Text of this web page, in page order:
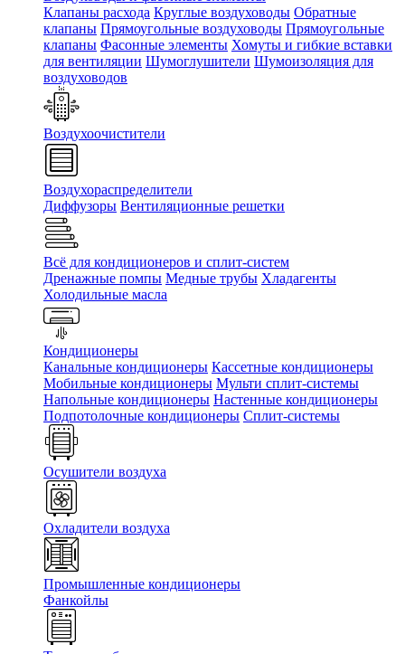
Клапаны расхода Круглые воздуховоды Обратные
клапаны Прямоугольные воздуховоды Прямоугольные
клапаны Фасонные элементы Хомуты и гибкие вставки
для вентиляции Шумоглушители Шумоизоляция для
воздуховодов
Воздухоочистители
Воздухораспределители
Диффузоры Вентиляционные решетки
Всё для кондиционеров и сплит-систем
Дренажные помпы Медные трубы Хладагенты
Холодильные масла
Кондиционеры
Канальные кондиционеры Кассетные кондиционеры
Мобильные кондиционеры Мульти сплит-системы
Напольные кондиционеры Настенные кондиционеры
Подпотолочные кондиционеры Сплит-системы
Осушители воздуха
Охладители воздуха
Промышленные кондиционеры
Фанкойлы